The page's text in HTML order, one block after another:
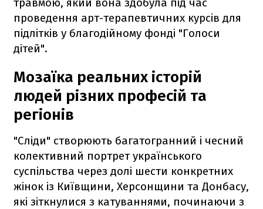
проведення арт-терапевтичних курсів для
підлітків у благодійному фонді "Голоси
дітей".
Мозаїка реальних історій
людей різних професій та
регіонів
"Сліди" створюють багатогранний і чесний
колективний портрет українського
суспільства через долі шести конкретних
жінок із Київщини, Херсонщини та Донбасу,
які зіткнулися з катуваннями, починаючи з